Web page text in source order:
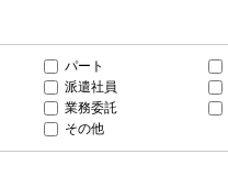
パート
派遣社員
業務委託
その他